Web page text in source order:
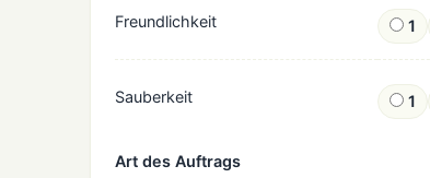
Freundlichkeit 1
Sauberkeit 1
Art des Auftrags